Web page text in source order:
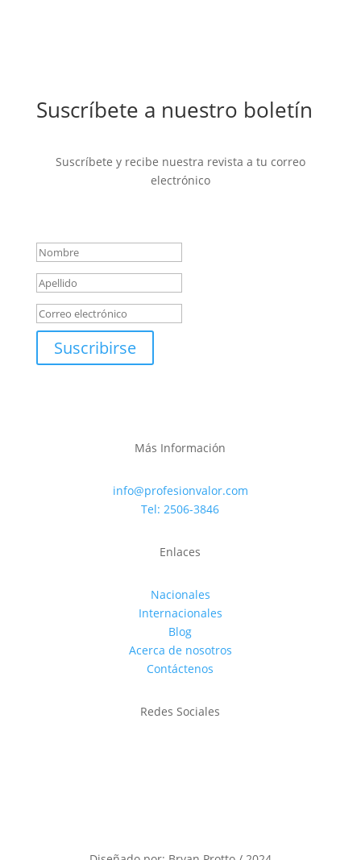
Suscríbete a nuestro boletín
Suscríbete y recibe nuestra revista a tu correo
electrónico
Suscribirse
Más Información
info@profesionvalor.com
Tel: 2506-3846
Enlaces
Nacionales
Internacionales
Blog
Acerca de nosotros
Contáctenos
Redes Sociales